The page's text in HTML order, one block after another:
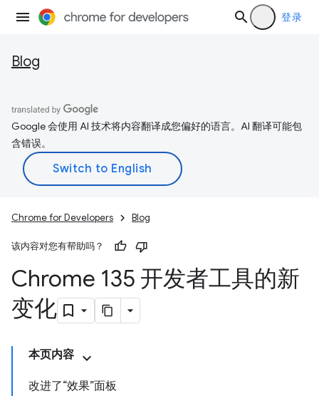
登录
Blog
Google 会使用 AI 技术将内容翻译成您偏好的语言。AI 翻译可能包
含错误。
Chrome for Developers Blog
该内容对您有帮助吗？
Chrome 135 开发者工具的新
变化
本页内容
改进了“效果”面板